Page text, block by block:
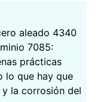
aleado 4340‌
7085:
prácticas
lo que hay que
la corrosión del